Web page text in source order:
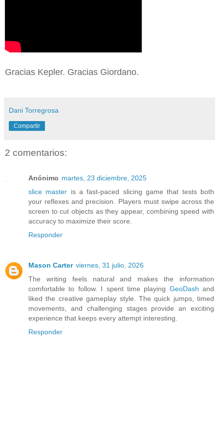
Gracias Kepler. Gracias Giordano.
Dani Torregrosa
Compartir
2 comentarios:
Anónimo martes, 23 diciembre, 2025
slice master is a fast-paced slicing game that tests both
your reflexes and precision. Players must swipe across the
screen to cut objects as they appear, combining speed with
accuracy to maximize their score.
Responder
Mason Carter viernes, 31 julio, 2026
The writing feels natural and makes the information
comfortable to follow. I spent time playing GeoDash and
liked the creative gameplay style. The quick jumps, timed
movements, and challenging stages provide an exciting
experience that keeps every attempt interesting.
Responder